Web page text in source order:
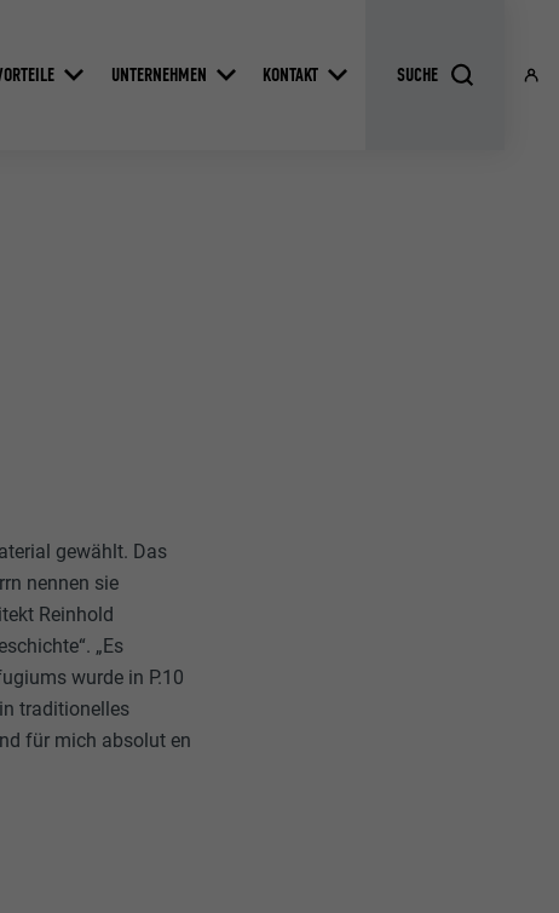
UNTERNEHMEN KONTAKT
gewählt. Das
nennen sie
Reinhold
„Es
wurde in P.10
traditionelles
für mich absolut en